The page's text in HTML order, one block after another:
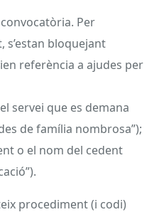
Per
s’estan bloquejant
referència a ajudes per
servei que es demana
de família nombrosa”);
o el nom del cedent
procediment (i codi)